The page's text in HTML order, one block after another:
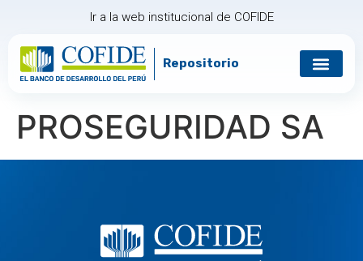
Ir a la web institucional de COFIDE
Repositorio
PROSEGURIDAD SA